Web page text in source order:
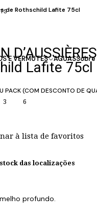
E VERMUTES AGUASSobre
de Rothschild Lafite 75cl
Lafite 75cl
PACK (COM DESCONTO DE
3 6
à lista de favoritos
das localizações
profundo.